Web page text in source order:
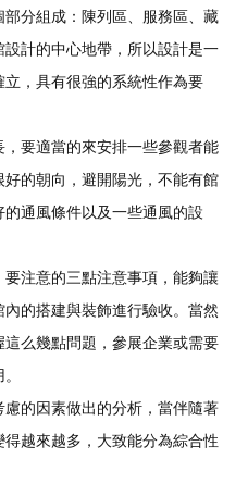
分組成：陳列區、服務區、藏
計的中心地帶，所以設計是一
，具有很強的系統性作為要
要適當的來安排一些參觀者能
的朝向，避開陽光，不能有館
通風條件以及一些通風的設
注意的三點注意事項，能夠讓
的搭建與裝飾進行驗收。當然
么幾點問題，參展企業或需要
的因素做出的分析，當伴隨著
越來越多，大致能分為綜合性